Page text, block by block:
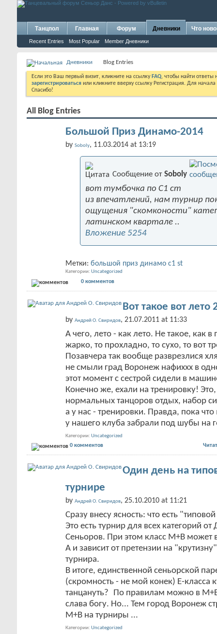
Танцпол Главная Форум Дневники
Recent Entries Most Popular Member Дневники
Что
Дневники Blog Entries
Если это Ваш первый визит, кликните на ссылку FAQ, чтобы найти
зарегистрироваться или кликните вверху ссылку Регистрация. Для
Спасибо!
All Blog Entries
Большой Приз Динамо-2014
by Soboly, 11.03.2014 at 13:19
Сообщение от Soboly
вот тумбочка по С1 ст
из впечатлений, нам турнир
ощущения "скомконости"
латинском квартале ..
Вложение 5254
Метки: большой приз динамо с1 st
Категории Uncategorized
0 комментов
Вот такое вот лето
by Андрей О. Свиридов, 21.07.2011 at 11:33
А чего, лето - как лето. Не такое, как
жарко, то прохладно, то сухо, то вот
Позавчера так вообще разврезлися
не смыли град Воронеж нафиххх в
этот момент с сестрой сидели в
Конечно же, ехали на тренировку!
нормальных танцоров отдых, набор
а у нас - тренировки. Правда, пока
у нашего клуба забрали под шубы на
Категории Uncategorized
0 комментов
Один день на
турнире
by Андрей О. Свиридов, 25.10.2010 at 11:21
Сразу внесу ясность: что есть
Это есть турнир для всех категорий
Сеньоров. При этом класс М+В может
А и зависит от претензии на
турнира.
В итоге, единственной сеньорской
(скромность - не мой конек) Е-класса
танцануть?
По правилам можно в
слава богу. Но... Тем город Воронеж
М+В на турниры ...
Категории Uncategorized